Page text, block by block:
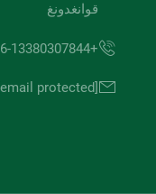
قوانغدونغ
+86-13380307844
[email protected]